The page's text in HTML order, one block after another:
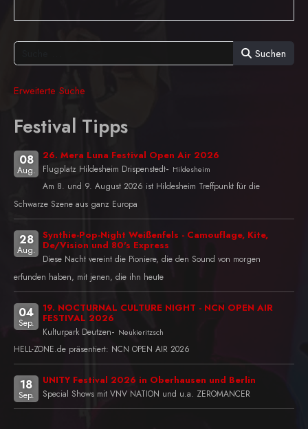
Suchen
Erweiterte Suche
Festival Tipps
08
Aug.
26. Mera Luna Festival Open Air 2026
Flugplatz Hildesheim Drispenstedt- Hildesheim
Am 8. und 9. August 2026 ist Hildesheim Treffpunkt für die
Schwarze Szene aus ganz Europa
28
Aug.
Synthie-Pop-Night Weißenfels - Camouflage, Kite,
De/Vision und 80's Express
Diese Nacht vereint die Pioniere, die den Sound von morgen
erfunden haben, mit jenen, die ihn heute
04
Sep.
19. NOCTURNAL CULTURE NIGHT - NCN OPEN AIR
FESTIVAL 2026
Kulturpark Deutzen- Neukieritzsch
HELL-ZONE.de präsentiert: NCN OPEN AIR 2026
18
Sep.
UNITY Festival 2026 in Oberhausen und Berlin
Special Shows mit VNV NATION und u.a. ZEROMANCER